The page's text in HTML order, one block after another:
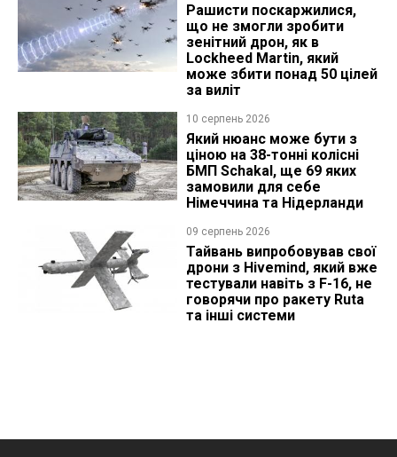
Рашисти поскаржилися,
що не змогли зробити
зенітний дрон, як в
Lockheed Martin, який
може збити понад 50 цілей
за виліт
10 серпень 2026
Який нюанс може бути з
ціною на 38-тонні колісні
БМП Schakal, ще 69 яких
замовили для себе
Німеччина та Нідерланди
09 серпень 2026
Тайвань випробовував свої
дрони з Hivemind, який вже
тестували навіть з F-16, не
говорячи про ракету Ruta
та інші системи